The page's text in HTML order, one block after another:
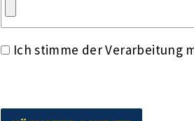
Ich stimme der Verarbeitung